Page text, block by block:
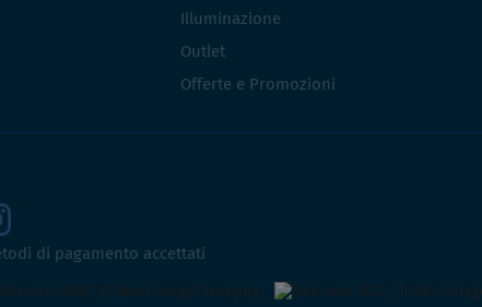
Illuminazione
Outlet
Offerte e Promozioni
di pagamento accettati